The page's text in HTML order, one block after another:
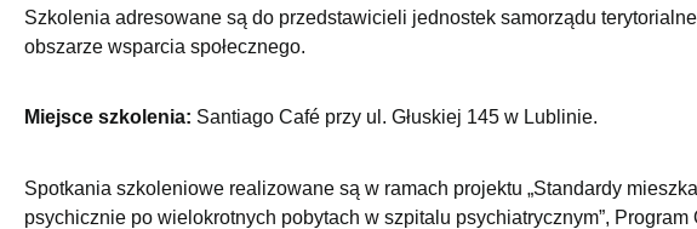
Szkolenia adresowane są do przedstawicieli jednostek samorządu
obszarze wsparcia społecznego.
Miejsce szkolenia: Santiago Café przy ul. Głuskiej 145 w Lublinie.
Spotkania szkoleniowe realizowane są w ramach projektu „Standardy
psychicznie po wielokrotnych pobytach w szpitalu psychiatrycznym”,